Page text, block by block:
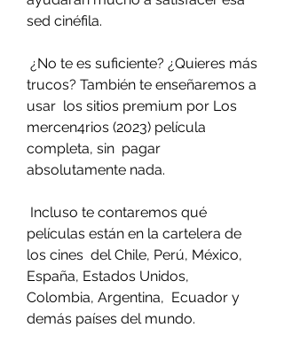
sed cinéfila.
trucos? También te enseñaremos a
usar  los sitios premium por Los
mercen4rios (2023) película
completa, sin  pagar
absolutamente nada.
películas están en la cartelera de
los cines  del Chile, Perú, México,
España, Estados Unidos,
Colombia, Argentina,  Ecuador y
demás países del mundo.